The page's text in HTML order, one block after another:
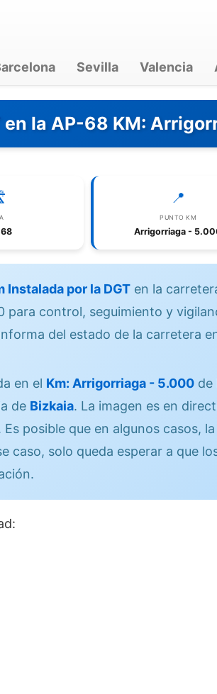
Sevilla Valencia
la AP-68 KM:
📍
PUNTO KM
Arrigorriaga -
Instalada por la DGT en la
control, seguimiento y
del estado de la carretera
en el Km: Arrigorriaga - 5.000 de
de Bizkaia. La imagen es en
posible que en algunos casos, la
caso, solo queda esperar a que